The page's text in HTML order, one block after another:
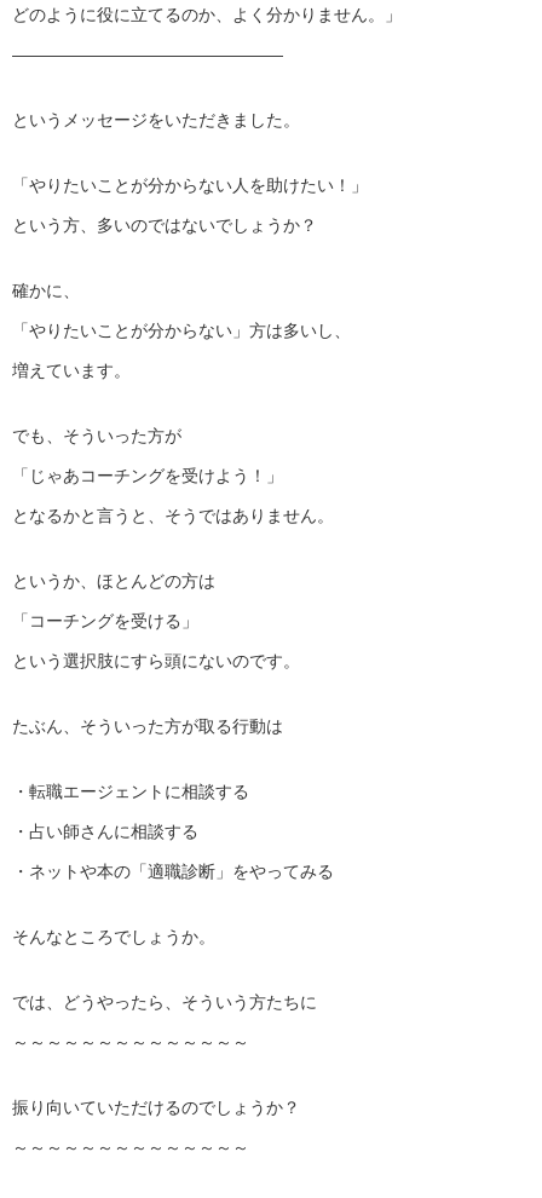
どのように役に立てるのか、よく分かりません。」
————————————————
というメッセージをいただきました。
「やりたいことが分からない人を助けたい！」
という方、多いのではないでしょうか？
確かに、
「やりたいことが分からない」方は多いし、
増えています。
でも、そういった方が
「じゃあコーチングを受けよう！」
となるかと言うと、そうではありません。
というか、ほとんどの方は
「コーチングを受ける」
という選択肢にすら頭にないのです。
たぶん、そういった方が取る行動は
・転職エージェントに相談する
・占い師さんに相談する
・ネットや本の「適職診断」をやってみる
そんなところでしょうか。
では、どうやったら、そういう方たちに
～～～～～～～～～～～～～～
振り向いていただけるのでしょうか？
～～～～～～～～～～～～～～